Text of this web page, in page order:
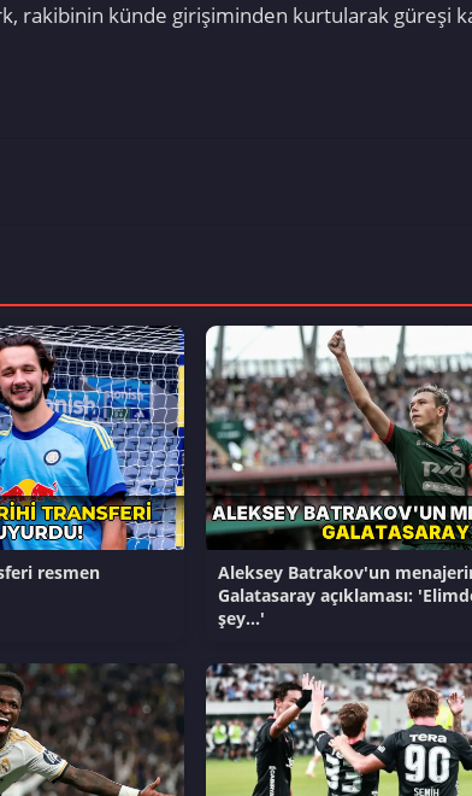
rakibinin künde girişiminden kurtularak güreşi
resmen
Aleksey Batrakov'un
Galatasaray açıklaması:
şey...'